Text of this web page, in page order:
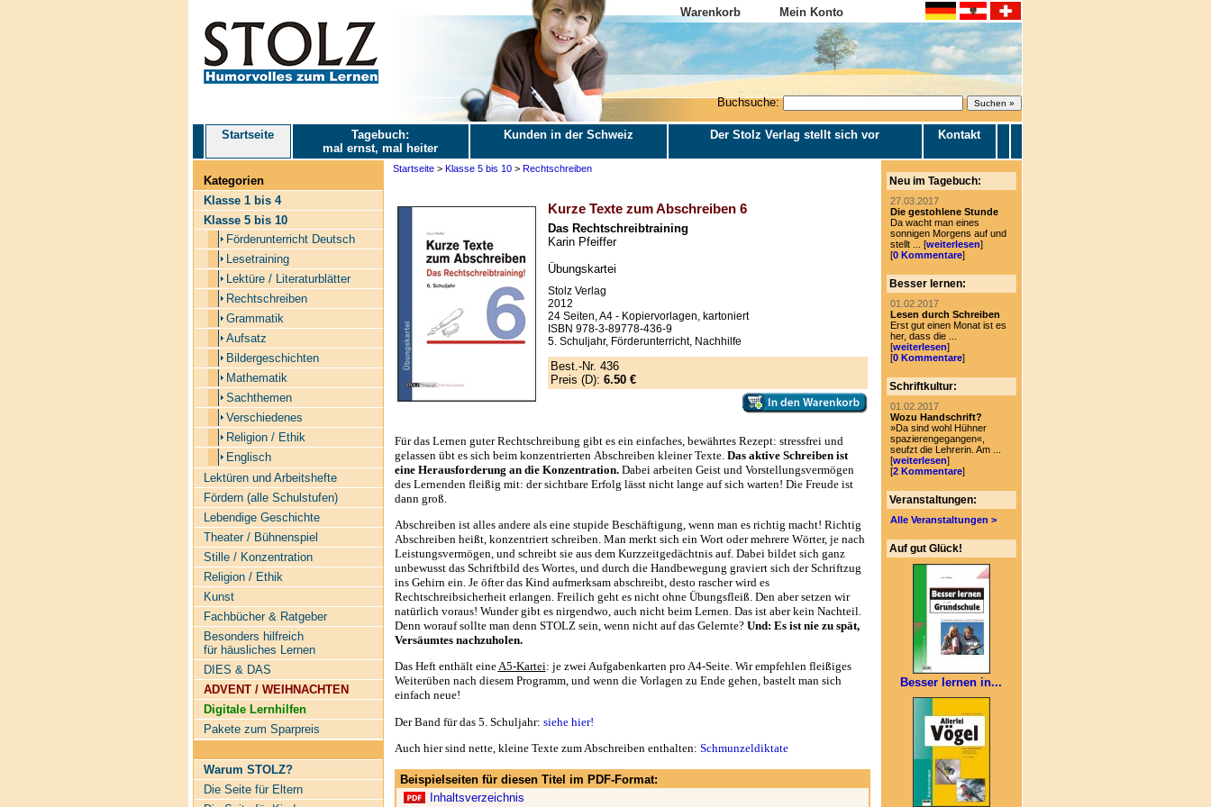
Warenkorb Mein Konto
Buchsuche:
Startseite
Tagebuch:
mal ernst, mal heiter
Kunden in der Schweiz Der Stolz Verlag stellt sich vor Kontakt
Kategorien
Klasse 1 bis 4
Klasse 5 bis 10
Förderunterricht Deutsch
Lesetraining
Lektüre / Literaturblätter
Rechtschreiben
Grammatik
Aufsatz
Bildergeschichten
Mathematik
Sachthemen
Verschiedenes
Religion / Ethik
Englisch
Lektüren und Arbeitshefte
Fördern (alle Schulstufen)
Lebendige Geschichte
Theater / Bühnenspiel
Stille / Konzentration
Religion / Ethik
Kunst
Fachbücher & Ratgeber
Besonders hilfreich
für häusliches Lernen
DIES & DAS
ADVENT / WEIHNACHTEN
Digitale Lernhilfen
Pakete zum Sparpreis
Warum STOLZ?
Die Seite für Eltern
Startseite> Klasse 5 bis 10> Rechtschreiben
Kurze Texte zum Abschreiben 6
Das Rechtschreibtraining
Karin Pfeiffer
Übungskartei
Stolz Verlag
2012
24 Seiten, A4 - Kopiervorlagen, kartoniert
ISBN 978-3-89778-436-9
5. Schuljahr, Förderunterricht, Nachhilfe
Best.-Nr. 436
Preis (D): 6.50 €
Für das Lernen guter Rechtschreibung gibt es ein einfaches, bewährtes Rezept: stressfrei und
gelassen übt es sich beim konzentrierten Abschreiben kleiner Texte. Das aktive Schreiben ist
eine Herausforderung an die Konzentration.Dabei arbeiten Geist und Vorstellungsvermögen
des Lernenden fleißig mit: der sichtbare Erfolg lässt nicht lange auf sich warten! Die Freude ist
dann groß.
Abschreiben ist alles andere als eine stupide Beschäftigung, wenn man es richtig macht! Richtig
Abschreiben heißt, konzentriert schreiben. Man merkt sich ein Wort oder mehrere Wörter, je nach
Leistungsvermögen, und schreibt sie aus dem Kurzzeitgedächtnis auf. Dabei bildet sich ganz
unbewusst das Schriftbild des Wortes, und durch die Handbewegung graviert sich der Schriftzug
ins Gehirn ein. Je öfter das Kind aufmerksam abschreibt, desto rascher wird es
Rechtschreibsicherheit erlangen. Freilich geht es nicht ohne Übungsfleiß. Den aber setzen wir
natürlich voraus! Wunder gibt es nirgendwo, auch nicht beim Lernen. Das ist aber kein Nachteil.
Denn worauf sollte man denn STOLZ sein, wenn nicht auf das Gelernte? Und: Es ist nie zu spät,
Versäumtes nachzuholen.
Das Heft enthält eineA5-Kartei: je zwei Aufgabenkarten pro A4-Seite. Wir empfehlen fleißiges
Weiterüben nach diesem Programm, und wenn die Vorlagen zu Ende gehen, bastelt man sich
einfach neue!
Der Band für das 5. Schuljahr: siehe hier!
Auch hier sind nette, kleine Texte zum Abschreiben enthalten: Schmunzeldiktate
Beispielseiten für diesen Titel im PDF-Format:
Inhaltsverzeichnis
Neu im Tagebuch:
27.03.2017
Die gestohlene Stunde
Da wacht man eines
sonnigen Morgens auf und
stellt ... [weiterlesen]
[0 Kommentare]
Besser lernen:
01.02.2017
Lesen durch Schreiben
Erst gut einen Monat ist es
her, dass die ...
[weiterlesen]
[0 Kommentare]
Schriftkultur:
01.02.2017
Wozu Handschrift?
»Da sind wohl Hühner
spazierengegangen«,
seufzt die Lehrerin. Am ...
[weiterlesen]
[2 Kommentare]
Veranstaltungen:
Alle Veranstaltungen >
Auf gut Glück!
Besser lernen in...